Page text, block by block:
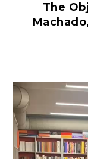
The
Reproductor
de
vídeo